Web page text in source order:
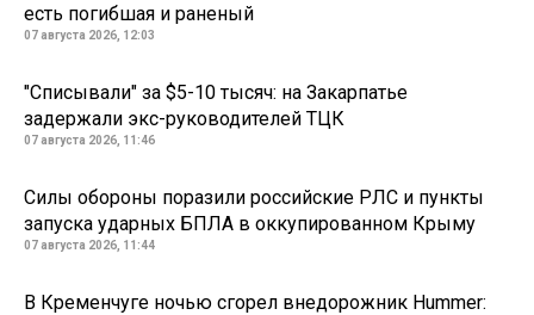
есть погибшая и раненый
07 августа 2026, 12:03
"Списывали" за $5-10 тысяч: на Закарпатье
задержали экс-руководителей ТЦК
07 августа 2026, 11:46
Силы обороны поразили российские РЛС и пункты
запуска ударных БПЛА в оккупированном Крыму
07 августа 2026, 11:44
В Кременчуге ночью сгорел внедорожник Hummer: